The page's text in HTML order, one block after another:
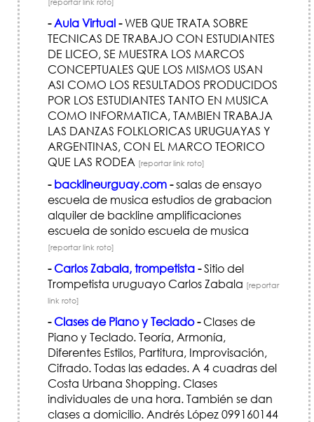
-Aula Virtual-WEB QUE TRATA SOBRE
TECNICAS DE TRABAJO CON ESTUDIANTES
DE LICEO, SE MUESTRA LOS MARCOS
CONCEPTUALES QUE LOS MISMOS USAN
ASI COMO LOS RESULTADOS PRODUCIDOS
POR LOS ESTUDIANTES TANTO EN MUSICA
COMO INFORMATICA, TAMBIEN TRABAJA
LAS DANZAS FOLKLORICAS URUGUAYAS Y
ARGENTINAS, CON EL MARCO TEORICO
QUE LAS RODEA [reportar link roto]
- backlineurguay.com-salas de ensayo
escuela de musica estudios de grabacion
alquiler de backline amplificaciones
escuela de sonido escuela de musica
[reportar link roto]
-Carlos Zabala, trompetista-Sitio del
Trompetista uruguayo Carlos Zabala [reportar
link roto]
-Clases de Piano y Teclado-Clases de
Piano y Teclado. Teoría, Armonía,
Diferentes Estilos, Partitura, Improvisación,
Cifrado. Todas las edades. A 4 cuadras del
Costa Urbana Shopping. Clases
individuales de una hora. También se dan
clases a domicilio. Andrés López 099160144